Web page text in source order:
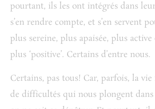
pourtant, ils les ont intégrés dans
s’en rendre compte, et s’en servent
plus sereine, plus apaisée, plus
plus ‘positive’. Certains d’entre nous.
Certains, pas tous! Car, parfois, la
de difficultés qui nous plongent